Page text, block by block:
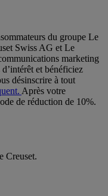
du groupe Le
Swiss AG et Le
marketing
et bénéficiez
désinscrire à tout
Après votre
de réduction de 10%.
Creuset.